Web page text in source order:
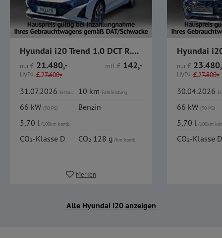
Hyundai i20 Trend 1.0 DCT R.Kamera Navi Sitzheizung
nur€ 21.480,-
UVP1 €27.600,-
mtl.€ 142,-
31.07.2026 Erstzul. 10 km Fahrleistung
66 kW (90 PS)
Benzin
5,70 l/100km komb.
CO₂-Klasse D CO₂ 128 g/km komb.
Merken
nur€
UVP1 €27.800,-
30.04.2026
66 kW (90 PS)
5,70 l/100km
CO₂-Klasse D
Alle Hyundai i20 anzeigen